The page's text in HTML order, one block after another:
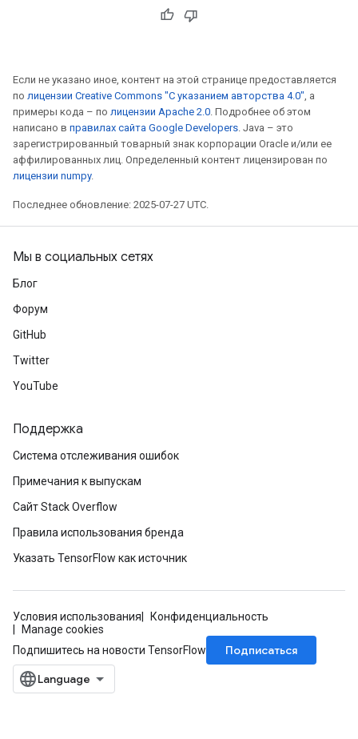
Если не указано иное, контент на этой странице предоставляется
по лицензии Creative Commons "С указанием авторства 4.0", а
примеры кода – по лицензии Apache 2.0. Подробнее об этом
написано в правилах сайта Google Developers. Java – это
зарегистрированный товарный знак корпорации Oracle и/или ее
аффилированных лиц. Определенный контент лицензирован по
лицензии numpy.
Последнее обновление: 2025-07-27 UTC.
Мы в социальных сетях
Блог
Форум
GitHub
Twitter
YouTube
Поддержка
Система отслеживания ошибок
Примечания к выпускам
Сайт Stack Overflow
Правила использования бренда
Указать TensorFlow как источник
Условия использования
Конфиденциальность
Manage cookies
Подпишитесь на новости TensorFlow
Подписаться